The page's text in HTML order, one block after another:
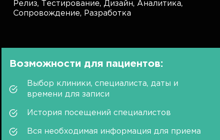
Релиз, Тестирование,Дизайн,Аналитика,
Сопровождение, Разработка
Возможности для пациентов:
Выбор клиники, специалиста, даты и
времени для записи
История посещений специалистов
Вся необходимая информация для приема